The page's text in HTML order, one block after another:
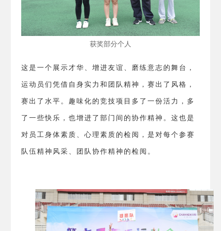
获奖部分个人
这是一个展示才华、增进友谊、磨练意志的舞台，
运动员们凭借自身实力和团队精神，赛出了风格，
赛出了水平。趣味化的竞技项目多了一份活力，多
了一些快乐，也增进了部门间的协作精神。这也是
对员工身体素质、心理素质的检阅，是对每个参赛
队伍精神风采、团队协作精神的检阅。